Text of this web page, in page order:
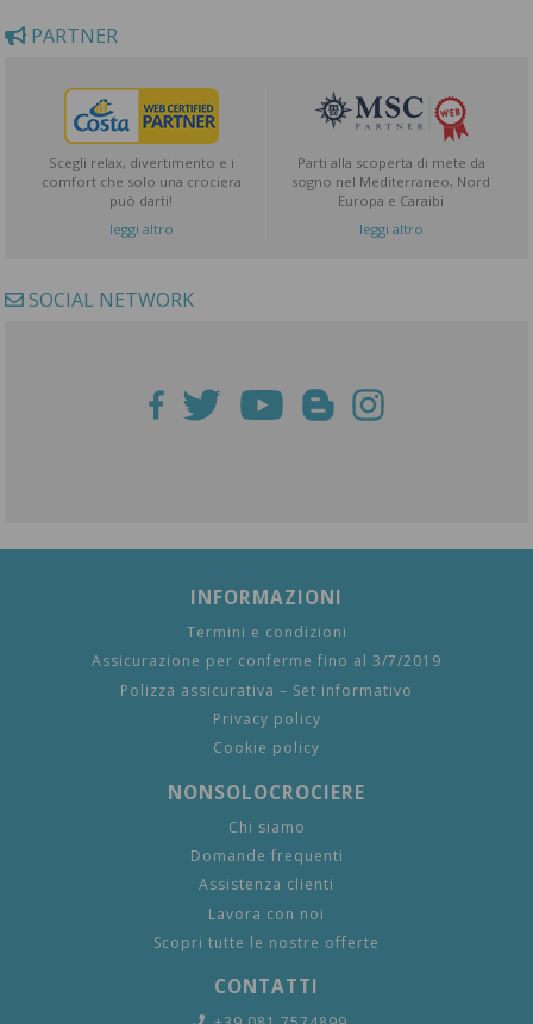
PARTNER
Scegli relax, divertimento e i
comfort che solo una crociera
può darti!
leggi altro
Parti alla scoperta di mete da
sogno nel Mediterraneo, Nord
Europa e Caraibi
leggi altro
SOCIAL NETWORK
INFORMAZIONI
Termini e condizioni
Assicurazione per conferme fino al 3/7/2019
Polizza assicurativa – Set informativo
Privacy policy
Cookie policy
NONSOLOCROCIERE
Chi siamo
Domande frequenti
Assistenza clienti
Lavora con noi
Scopri tutte le nostre offerte
CONTATTI